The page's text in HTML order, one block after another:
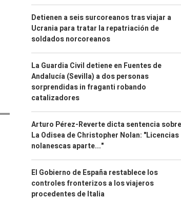
Detienen a seis surcoreanos tras viajar a
Ucrania para tratar la repatriación de
soldados norcoreanos
La Guardia Civil detiene en Fuentes de
Andalucía (Sevilla) a dos personas
sorprendidas in fraganti robando
catalizadores
Arturo Pérez-Reverte dicta sentencia sobre
La Odisea de Christopher Nolan: "Licencias
nolanescas aparte..."
El Gobierno de España restablece los
controles fronterizos a los viajeros
procedentes de Italia